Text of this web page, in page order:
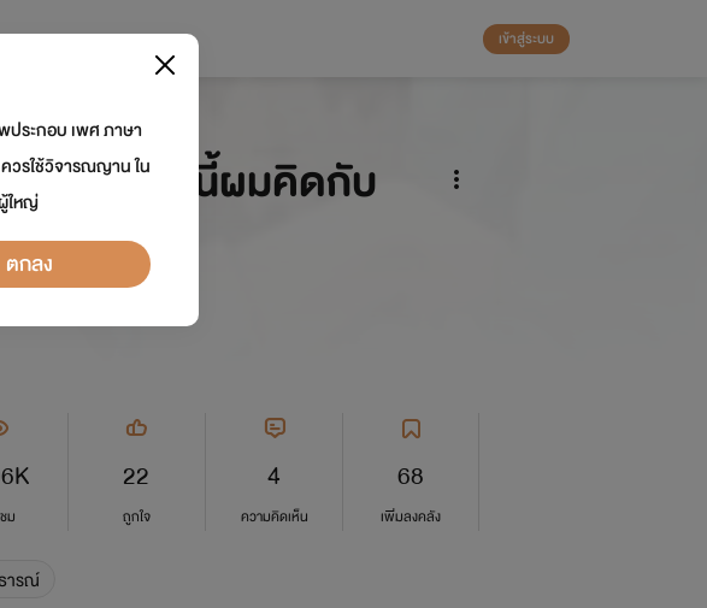
เข้าสู่ระบบ
ให้ตายสิ! นี้ผมคิดกับ
แล้วหรอ
ม
22
ถูกใจ
4
ความคิดเห็น
68
เพิ่มลงคลัง
ธารณ์
ประกอบ เพศ ภาษา
วรใช้วิจารณญาน ใน
ใหญ่
ตกลง